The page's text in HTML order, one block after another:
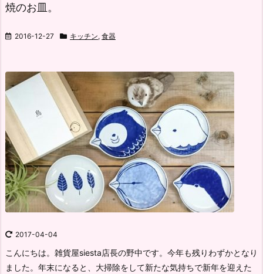
焼のお皿。
2016-12-27 キッチン, 食器
2017-04-04
こんにちは。雑貨屋siesta店長の野中です。 今年も残りわずかとなり
ました。 年末になると、大掃除をして新たな気持ちで新年を迎えた